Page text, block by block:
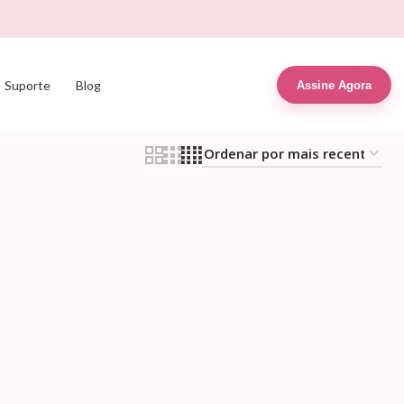
Suporte Blog Assine Agora